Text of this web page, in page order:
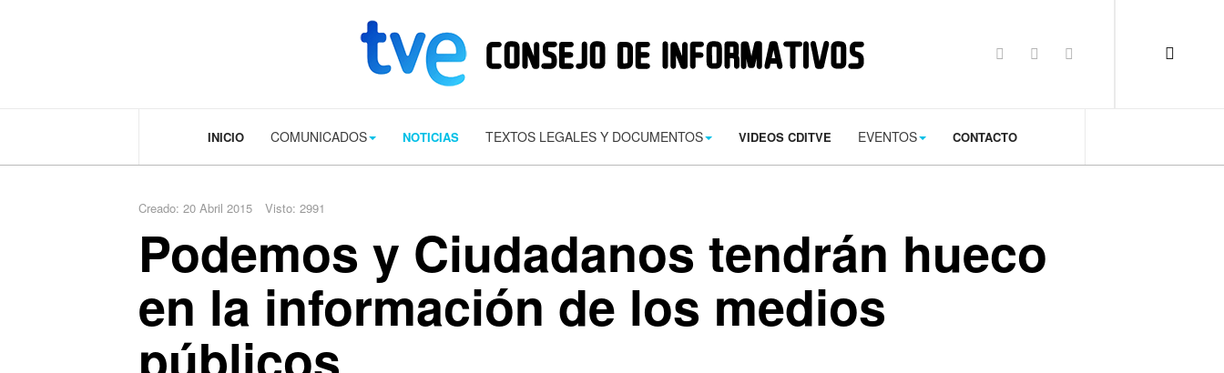
INICIO COMUNICADOS NOTICIAS TEXTOS LEGALES Y DOCUMENTOS VIDEOS CDITVE EVENTOS CONTACTO
Creado: 20 Abril 2015 Visto: 2991
Podemos y Ciudadanos tendrán hueco
en la información de los medios